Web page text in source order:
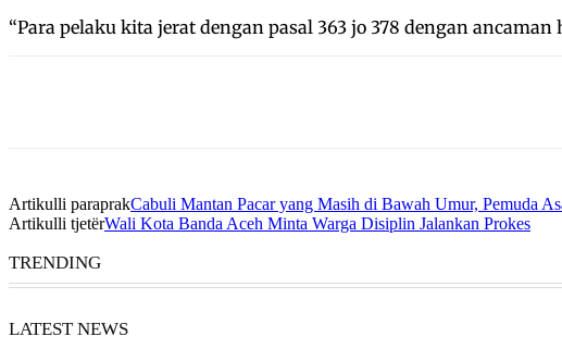
“Para pelaku kita jerat dengan pasal 363 jo 378 dengan
Artikulli paraprakCabuli Mantan Pacar yang Masih di Bawah Umur, Pemuda
Artikulli tjetërWali Kota Banda Aceh Minta Warga Disiplin Jalankan Prokes
TRENDING
LATEST NEWS